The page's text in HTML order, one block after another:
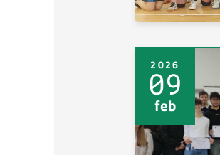
2026
09
feb